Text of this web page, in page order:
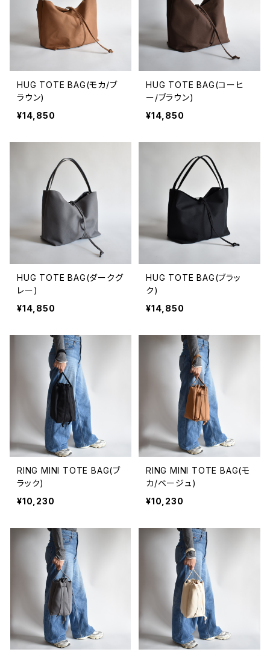
HUG TOTE BAG(モカ/ブ
ラウン)
¥14,850
HUG TOTE BAG(コーヒ
ー/ブラウン)
¥14,850
HUG TOTE BAG(ダークグ
レー)
¥14,850
HUG TOTE BAG(ブラッ
ク)
¥14,850
RING MINI TOTE BAG(ブ
ラック)
¥10,230
RING MINI TOTE BAG(モ
カ/ベージュ)
¥10,230